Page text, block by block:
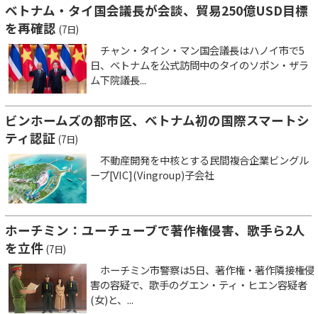
ベトナム・タイ国会議長が会談、貿易250億USD目標
を再確認 (7日)
チャン・タイン・マン国会議長はハノイ市で5
日、ベトナムを公式訪問中のタイのソポン・ザラ
ム下院議長...
ビンホームズの都市区、ベトナム初の国際スマートシ
ティ認証 (7日)
不動産開発を中核とする民間複合企業ビングル
ープ[VIC](Vingroup)子会社
ホーチミン：ユーチューブで著作権侵害、歌手ら2人
を立件 (7日)
ホーチミン市警察は5日、著作権・著作隣接権侵
害の容疑で、歌手のグエン・ティ・ヒエン容疑者
(女)と、...